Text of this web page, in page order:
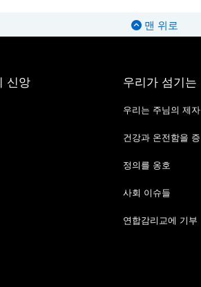
맨 위로
신앙 우리가 섬기는
우리는 주님의 제
건강과 온전함을
정의를 옹호
사회 이슈들
연합감리교에 기부